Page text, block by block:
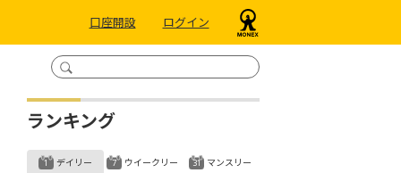
口座開設 ログイン
ランキング
デイリー ウイークリー マンスリー